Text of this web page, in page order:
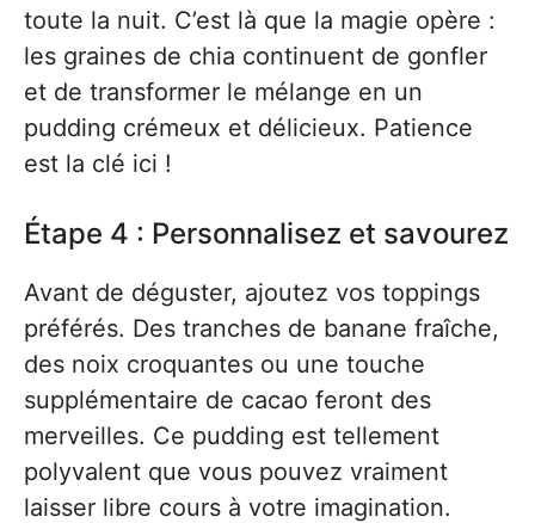
toute la nuit. C’est là que la magie opère :
les graines de chia continuent de gonfler
et de transformer le mélange en un
pudding crémeux et délicieux. Patience
est la clé ici !
Étape 4 : Personnalisez et savourez
Avant de déguster, ajoutez vos toppings
préférés. Des tranches de banane fraîche,
des noix croquantes ou une touche
supplémentaire de cacao feront des
merveilles. Ce pudding est tellement
polyvalent que vous pouvez vraiment
laisser libre cours à votre imagination.